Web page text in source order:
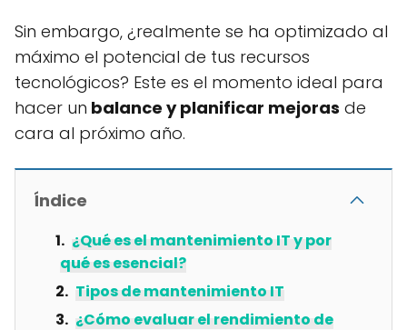
Sin embargo, ¿realmente se ha optimizado al
máximo el potencial de tus recursos
tecnológicos? Este es el momento ideal para
hacer un balance y planificar mejoras de
cara al próximo año.
Índice
¿Qué es el mantenimiento IT y por
qué es esencial?
Tipos de mantenimiento IT
¿Cómo evaluar el rendimiento de